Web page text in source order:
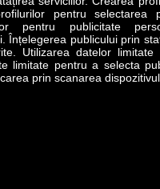
CEO LIFESTYLE
Revista
Abonează-te şi
pentru selectarea
pentru publicitate
Înțelegerea publicului prin
Utilizarea datelor limitate
limitate pentru a selecta
prin scanarea